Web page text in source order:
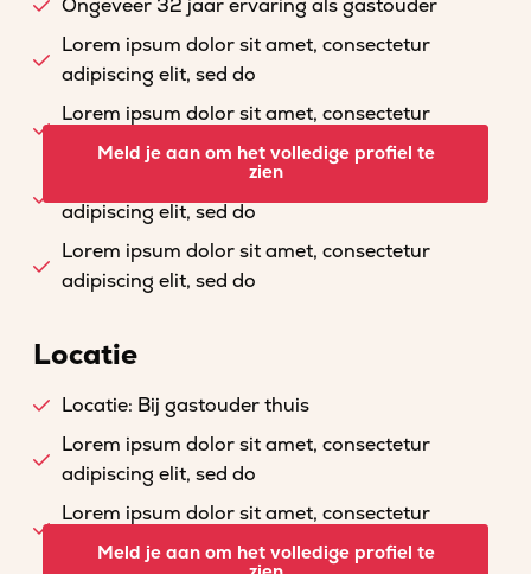
Ongeveer 32 jaar ervaring als gastouder
Lorem ipsum dolor sit amet, consectetur
adipiscing elit, sed do
Lorem ipsum dolor sit amet, consectetur
adipiscing elit, sed do
Lorem ipsum dolor sit amet, consectetur
adipiscing elit, sed do
Lorem ipsum dolor sit amet, consectetur
adipiscing elit, sed do
Meld je aan om het volledige profiel te
zien
Locatie
Locatie: Bij gastouder thuis
Lorem ipsum dolor sit amet, consectetur
adipiscing elit, sed do
Lorem ipsum dolor sit amet, consectetur
adipiscing elit, sed do
Meld je aan om het volledige profiel te